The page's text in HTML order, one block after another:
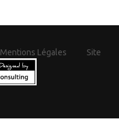
Mentions Légales
Site